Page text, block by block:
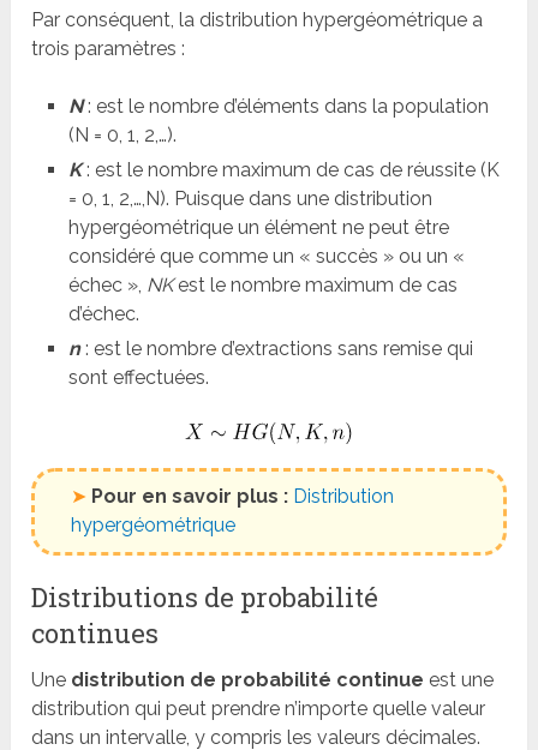
Par conséquent, la distribution hypergéométrique a
trois paramètres :
N: est le nombre d’éléments dans la population
(N = 0, 1, 2,…).
K: est le nombre maximum de cas de réussite (K
= 0, 1, 2,…,N). Puisque dans une distribution
hypergéométrique un élément ne peut être
considéré que comme un « succès » ou un «
échec », NKest le nombre maximum de cas
d’échec.
n: est le nombre d’extractions sans remise qui
sont effectuées.
➤ Pour en savoir plus : Distribution
hypergéométrique
Distributions de probabilité
continues
Une distribution de probabilité continue est une
distribution qui peut prendre n’importe quelle valeur
dans un intervalle, y compris les valeurs décimales.